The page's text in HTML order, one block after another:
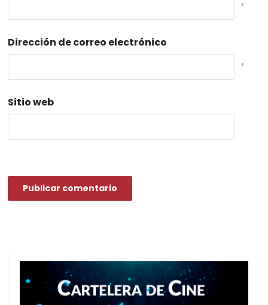
*
Dirección de correo electrónico
*
Sitio web